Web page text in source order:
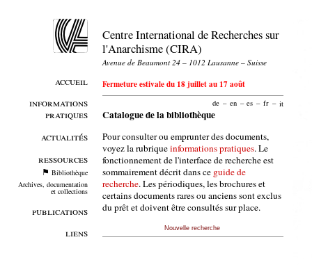
accueil
informations
pratiques
actualités
ressources
Bibliothèque
Archives, documentation
et collections
publications
liens
Centre International de Recherches sur
l'Anarchisme (CIRA)
Avenue de Beaumont 24 – 1012 Lausanne – Suisse
Fermeture estivale du 18 juillet au 17 août
de – en – es – fr – it
Catalogue de la bibliothèque
Pour consulter ou emprunter des documents,
voyez la rubriqueinformations pratiques. Le
fonctionnement de l'interface de recherche est
sommairement décrit dans ce guide de
recherche. Les périodiques, les brochures et
certains documents rares ou anciens sont exclus
du prêt et doivent être consultés sur place.
Nouvelle recherche